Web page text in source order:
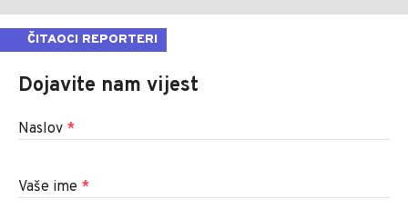
ČITAOCI REPORTERI
Dojavite nam vijest
Naslov *
Vaše ime *